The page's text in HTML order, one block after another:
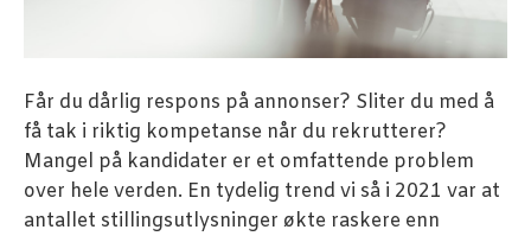
Får du dårlig respons på annonser? Sliter du med å
få tak i riktig kompetanse når du rekrutterer?
Mangel på kandidater er et omfattende problem
over hele verden. En tydelig trend vi så i 2021 var at
antallet stillingsutlysninger økte raskere enn